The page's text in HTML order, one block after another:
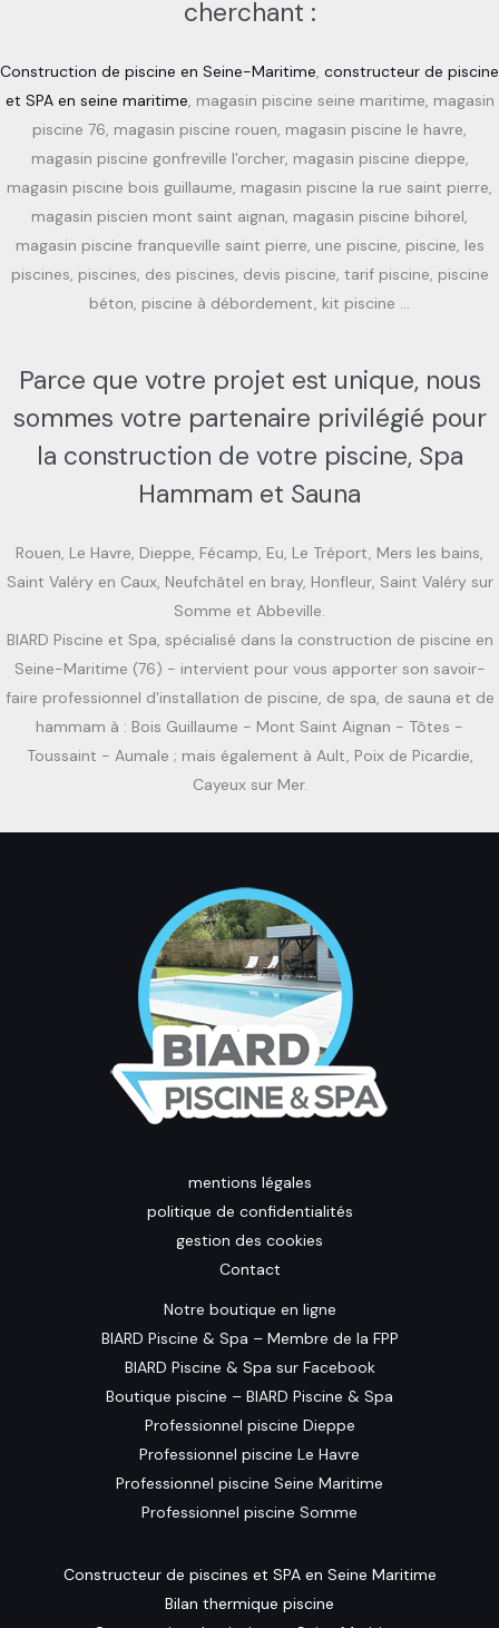
cherchant :
Construction de piscine en Seine-Maritime, constructeur de piscine
et SPA en seine maritime, magasin piscine seine maritime, magasin
piscine 76, magasin piscine rouen, magasin piscine le havre,
magasin piscine gonfreville l'orcher, magasin piscine dieppe,
magasin piscine bois guillaume, magasin piscine la rue saint pierre,
magasin piscien mont saint aignan, magasin piscine bihorel,
magasin piscine franqueville saint pierre, une piscine, piscine, les
piscines, piscines, des piscines, devis piscine, tarif piscine, piscine
béton, piscine à débordement, kit piscine …
Parce que votre projet est unique, nous
sommes votre partenaire privilégié pour
la construction de votre piscine, Spa
Hammam et Sauna
Rouen, Le Havre, Dieppe, Fécamp, Eu, Le Tréport, Mers les bains,
Saint Valéry en Caux, Neufchâtel en bray, Honfleur, Saint Valéry sur
Somme et Abbeville.
BIARD Piscine et Spa, spécialisé dans la construction de piscine en
Seine-Maritime (76) - intervient pour vous apporter son savoir-
faire professionnel d'installation de piscine, de spa, de sauna et de
hammam à : Bois Guillaume - Mont Saint Aignan - Tôtes -
Toussaint - Aumale ; mais également à Ault, Poix de Picardie,
Cayeux sur Mer.
mentions légales
politique de confidentialités
gestion des cookies
Contact
Notre boutique en ligne
BIARD Piscine & Spa – Membre de la FPP
BIARD Piscine & Spa sur Facebook
Boutique piscine – BIARD Piscine & Spa
Professionnel piscine Dieppe
Professionnel piscine Le Havre
Professionnel piscine Seine Maritime
Professionnel piscine Somme
Constructeur de piscines et SPA en Seine Maritime
Bilan thermique piscine